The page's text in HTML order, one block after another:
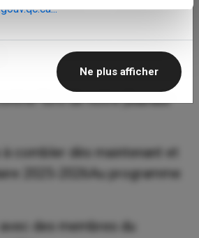
Ne plus afficher
carrière 2025
lors de notre 𝑱𝒐𝒖𝒓𝒏𝒆́𝒆
à combler dès maintenant et
2025-2026Au programme
des membres du